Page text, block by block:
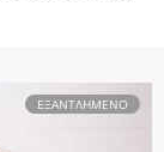
ΕΞΑΝΤΛΗΜΈΝΟ